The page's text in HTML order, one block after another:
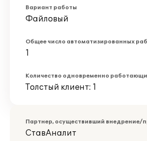
Вариант работы
Файловый
Общее число автоматизированных
1
Количество одновременно
Толстый клиент: 1
Партнер, осуществивший внедрение/
СтавАналит